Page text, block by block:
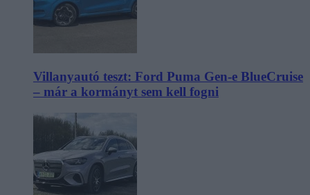
Villanyautó teszt: Ford Puma Gen-e BlueCruise
– már a kormányt sem kell fogni